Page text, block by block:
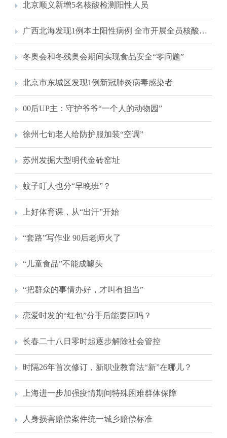
北京顺义新增5名核酸检测阳性人员
广西北海发现1例本土阳性病例 全市开展全员核酸检测
冬奥会和冬残奥会期间实现食品安全“零问题”
北京市东城区发现1例新冠肺炎病毒感染者
00后UP主：守护爷爷“一个人的动物园”
徐州七旬老人给防护服加装“空调”
苏州发掘大型明代金砖窑址
蚊子叮人也分“早晚班”？
上好体育课，从“出汗”开始
“套路”写作业 90后老师火了
“儿童食品”不能成噱头
“把群众的事情办好，才叫有担当”
恋爱时发的“红包”分手后能要回吗？
长春二十八日零时起逐步解除社会管控
时隔26年首次修订，新职业教育法“新”在哪儿？
上海进一步加强疫情期间特殊困难群体保障
人身损害赔偿案件统一城乡赔偿标准